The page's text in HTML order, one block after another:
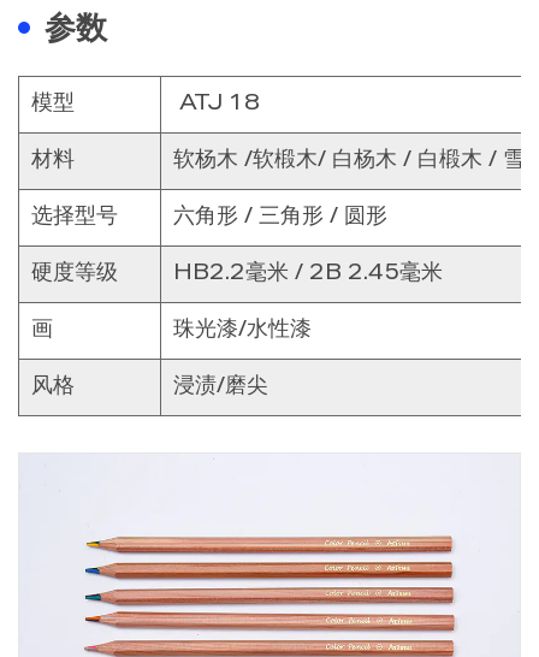
参数
模型 ATJ 18
材料 软杨木 /软椴木/ 白杨木 / 白椴木 / 雪
选择型号 六角形 / 三角形 / 圆形
硬度等级 HB2.2毫米 / 2B 2.45毫米
画 珠光漆/水性漆
风格 浸渍/磨尖